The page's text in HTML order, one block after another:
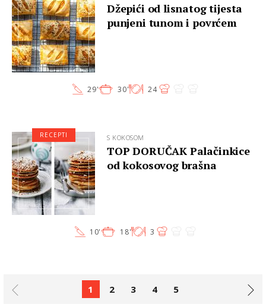
Džepići od lisnatog tijesta
punjeni tunom i povrćem
29' 30' 24
S KOKOSOM
TOP DORUČAK Palačinkice
od kokosovog brašna
10' 18' 3
RECEPTI
1 2 3 4 5